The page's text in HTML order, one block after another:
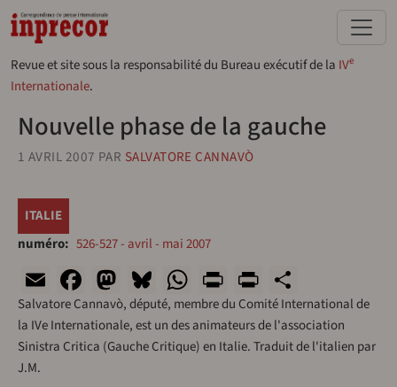
Aller au contenu principal
Revue et site sous la responsabilité du Bureau exécutif de la IVe
Internationale.
Nouvelle phase de la gauche
1 AVRIL 2007 PAR SALVATORE CANNAVÒ
ITALIE
numéro
526-527 - avril - mai 2007
EmailFacebook
Mastodon
Bluesky
WhatsApp
Print
Salvatore Cannavò, député, membre du Comité International de
la IVe Internationale, est un des animateurs de l'association
Sinistra Critica (Gauche Critique) en Italie. Traduit de l'italien par
J.M.